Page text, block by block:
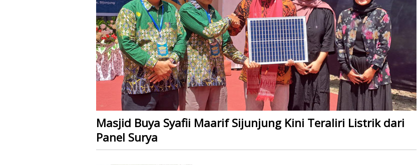
Masjid Buya Syafii Maarif Sijunjung Kini Teraliri Listrik dari
Panel Surya